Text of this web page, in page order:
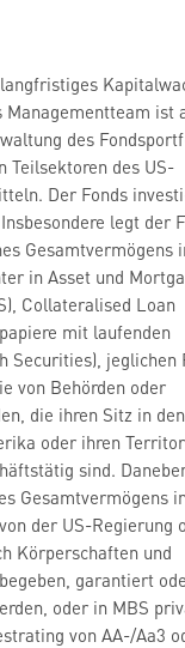
Managementteam ist
des
Teilsektoren des US-
Der Fonds
legt der
Gesamtvermögens
in Asset und
Collateralised Loan
mit laufenden
Securities), jeglichen
von Behörden oder
die ihren Sitz in den
oder ihren
sind.
Gesamtvermögens
der US-Regierung
Körperschaften und
garantiert
oder in MBS
von AA-/Aa3